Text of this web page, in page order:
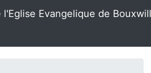
l'Eglise Evangelique de